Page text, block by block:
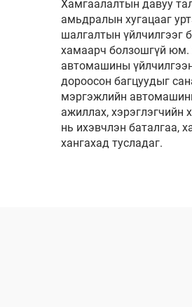
Хамгаалалтын давуу
амьдралын хугацааг
шалгалтын үйлчилгээг
хамаарч болзошгүй юм.
автомашины
дороосон багцуудыг
мэргэжлийн
ажиллах, хэрэглэгчийн
нь ихэвчлэн баталгаа,
хангахад тусладаг.